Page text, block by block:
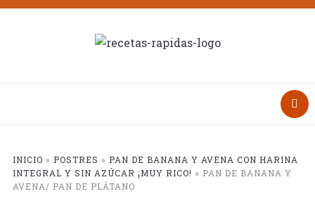
INICIO » POSTRES » PAN DE BANANA Y AVENA CON HARINA
INTEGRAL Y SIN AZÚCAR ¡MUY RICO! » PAN DE BANANA Y
AVENA/ PAN DE PLÁTANO